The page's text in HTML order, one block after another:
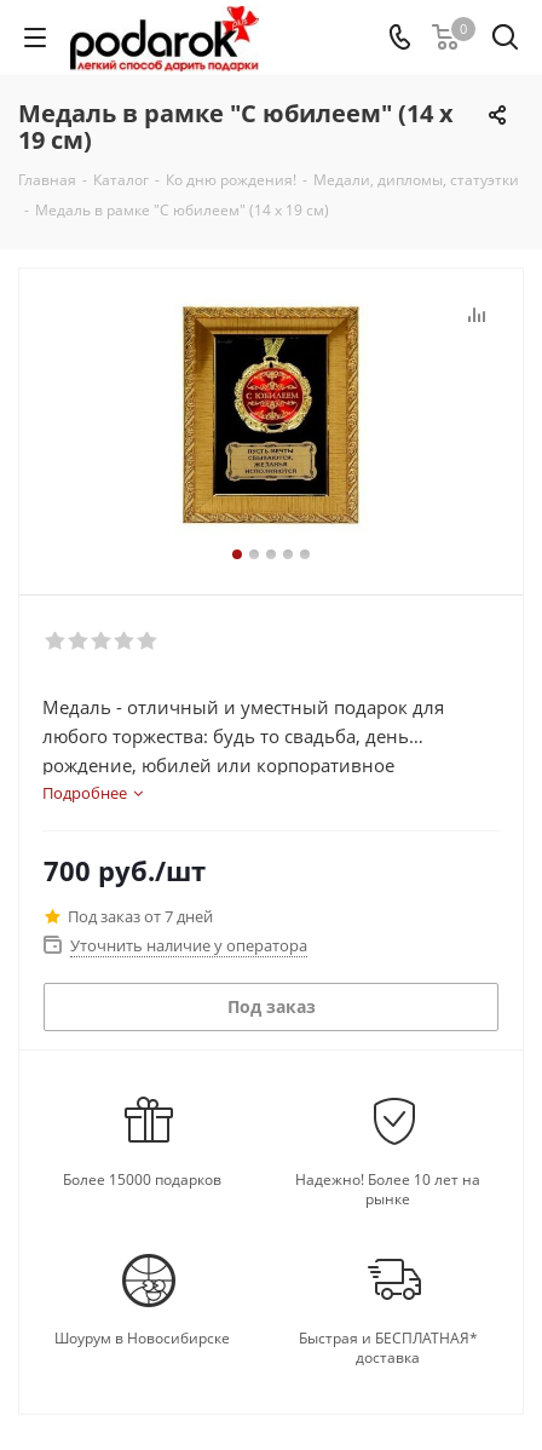
0
Медаль в рамке "С юбилеем" (14 х
19 см)
Главная - Каталог - Ко дню рождения! - Медали, дипломы, статуэтки
- Медаль в рамке "С юбилеем" (14 х 19 см)
Медаль - отличный и уместный подарок для
любого торжества: будь то свадьба, день
рождение, юбилей или корпоративное
мероприятие. Такой подарок-сувенир можно
медали могут стать мамы, папы, бабушки, муж,
коллега и др.
Подробнее
700 руб./шт
Под заказ от 7 дней
Уточнить наличие у оператора
Под заказ
Более 15000 подарков
Надежно! Более 10 лет на
рынке
Шоурум в Новосибирске
Быстрая и БЕСПЛАТНАЯ*
доставка